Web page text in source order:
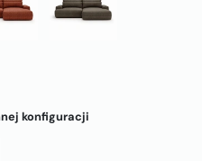
konfiguracji